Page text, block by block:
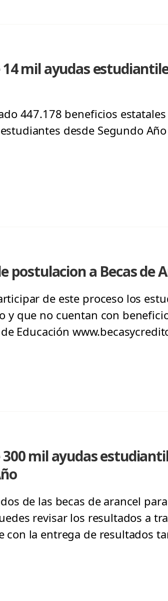
mil ayudas
447.178 beneficios
desde Segundo
postulacion a Becas de
de este proceso los
y que no cuentan con
Educación
mil ayudas
de las becas de arancel
revisar los resultados a
con la entrega de resultados